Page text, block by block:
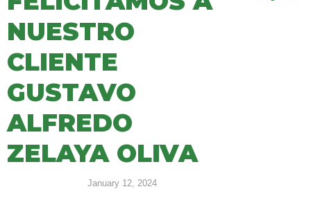
NUESTRO
CLIENTE
GUSTAVO
ALFREDO
ZELAYA OLIVA
January 12, 2024